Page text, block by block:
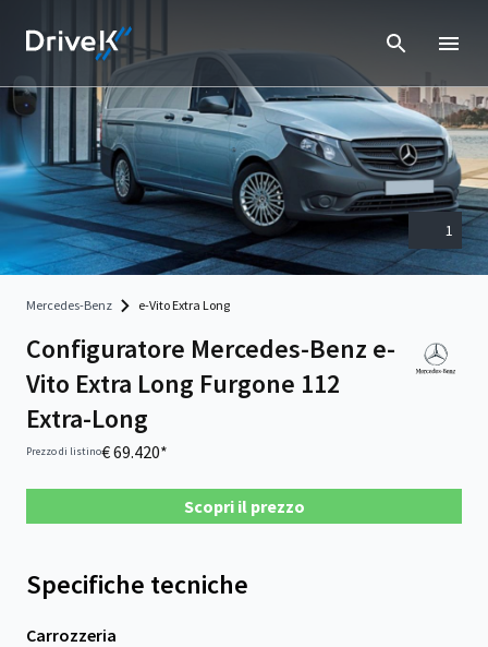
1
Mercedes-Benz e-Vito Extra Long
Configuratore Mercedes-Benz e-
Vito Extra Long Furgone 112
Extra-Long
Prezzo di listino€ 69.420*
Scopri il prezzo
Specifiche tecniche
Carrozzeria